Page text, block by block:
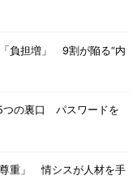
負担増」 9割が陥る“内
の裏口 パスワードを
重」 情シスが人材を手